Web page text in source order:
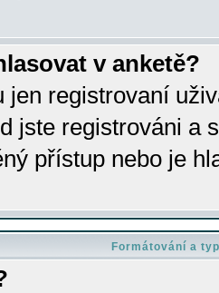
v anketě?
jen registrovaní
jste registrováni a
přístup nebo je
Formátování a